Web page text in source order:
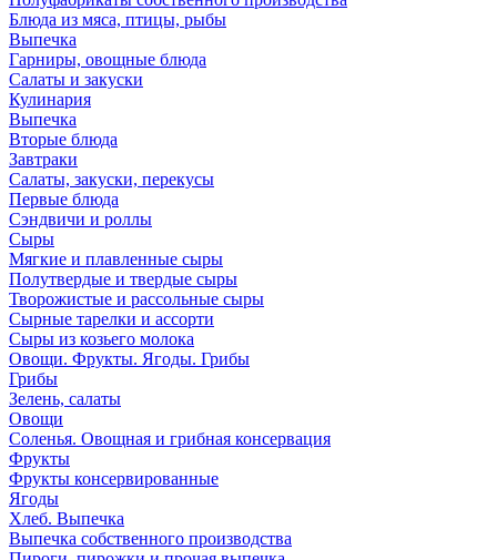
Блюда из мяса, птицы, рыбы
Выпечка
Гарниры, овощные блюда
Салаты и закуски
Кулинария
Выпечка
Вторые блюда
Завтраки
Салаты, закуски, перекусы
Первые блюда
Сэндвичи и роллы
Сыры
Мягкие и плавленные сыры
Полутвердые и твердые сыры
Творожистые и рассольные сыры
Сырные тарелки и ассорти
Сыры из козьего молока
Овощи. Фрукты. Ягоды. Грибы
Грибы
Зелень, салаты
Овощи
Соленья. Овощная и грибная консервация
Фрукты
Фрукты консервированные
Ягоды
Хлеб. Выпечка
Выпечка собственного производства